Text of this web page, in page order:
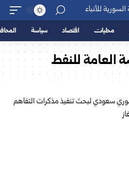
محليات اقتصاد سياسة
العامة للنفط